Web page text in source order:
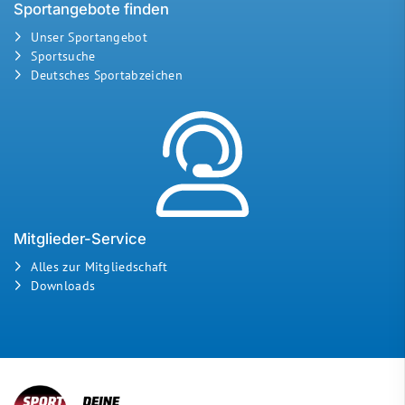
Sportangebote finden
Unser Sportangebot
Sportsuche
Deutsches Sportabzeichen
Mitglieder-Service
Alles zur Mitgliedschaft
Downloads